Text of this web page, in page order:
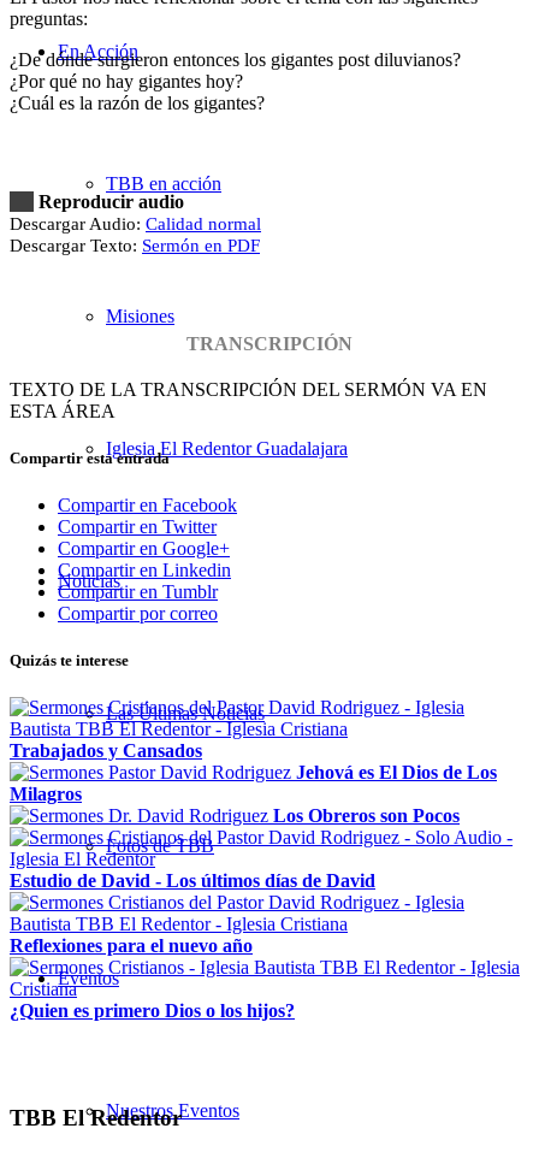
En Acción
TBB en acción
Misiones
Iglesia El Redentor Guadalajara
Noticias
Las Últimas Noticias
Fotos de TBB
Eventos
Nuestros Eventos
preguntas:
¿De dónde surgieron entonces los gigantes post diluvianos?
¿Por qué no hay gigantes hoy?
¿Cuál es la razón de los gigantes?
Reproducir audio
Descargar Audio: Calidad normal
Descargar Texto: Sermón en PDF
TRANSCRIPCIÓN
TEXTO DE LA TRANSCRIPCIÓN DEL SERMÓN VA EN
ESTA ÁREA
Compartir esta entrada
Compartir en Facebook
Compartir en Twitter
Compartir en Google+
Compartir en Linkedin
Compartir en Tumblr
Compartir por correo
Quizás te interese
Trabajados y Cansados
Jehová es El Dios de Los
Milagros
Los Obreros son Pocos
Estudio de David - Los últimos días de David
Reflexiones para el nuevo año
¿Quien es primero Dios o los hijos?
TBB El Redentor